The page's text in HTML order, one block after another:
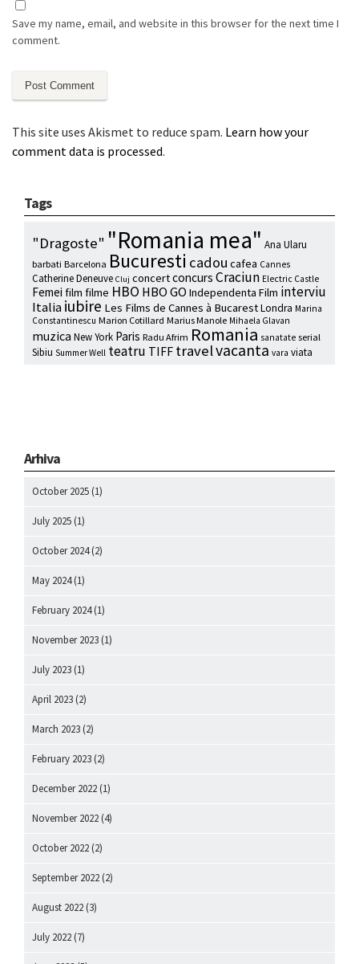
Save my name, email, and website in this browser for the next time I
comment.
This site uses Akismet to reduce spam. Learn how your
comment data is processed.
Tags
"Dragoste" "Romania mea" Ana Ularu
barbati Barcelona Bucuresti cadou cafea Cannes
Catherine Deneuve Cluj concertconcurs Craciun Electric Castle
Femei film filme HBO HBO GO Independenta Film interviu
Italiaiubire Les Films de Cannes à BucarestLondra Marina
Constantinescu Marion Cotillard Marius Manole Mihaela Glavan
muzica New York Paris Radu Afrim Romania sanatate serial
Sibiu Summer Well teatru TIFF travelvacanta vara viata
Arhiva
October 2025 (1)
July 2025 (1)
October 2024(2)
May 2024(1)
February 2024(1)
November 2023 (1)
July 2023 (1)
April 2023 (2)
March 2023 (2)
February 2023 (2)
December 2022 (1)
November 2022 (4)
October 2022 (2)
September 2022 (2)
August 2022 (3)
July 2022 (7)